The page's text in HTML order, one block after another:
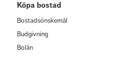
Köpa bostad
Bostadsönskemål
Budgivning
Bolån